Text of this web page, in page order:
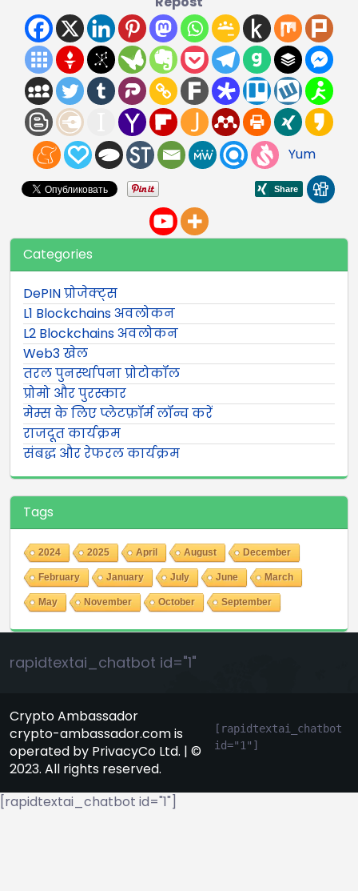
Yum
Categories
DePIN प्रोजेक्ट्स
L1 Blockchains अवलोकन
L2 Blockchains अवलोकन
Web3 खेल
तरल पुनर्स्थापना प्रोटोकॉल
प्रोमो और पुरस्कार
मेम्स के लिए प्लेटफ़ॉर्म लॉन्च करें
राजदूत कार्यक्रम
संबद्ध और रेफरल कार्यक्रम
Tags
2024 2025 April August December
February January July June March
May November October September
rapidtextai_chatbot id="1"
Crypto Ambassador
crypto-ambassador.com is
operated by PrivacyCo Ltd. | ©
2023. All rights reserved.
[rapidtextai_chatbot
id="1"]
[rapidtextai_chatbot id="1"]